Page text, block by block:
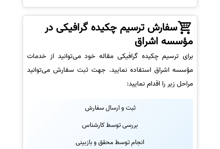
سفارش ترسیم چکیده گرافیکی در
مؤسسه اشراق
برای ترسیم چکیده گرافیکی مقاله خود می‌توانید از خدمات
مؤسسه اشراق استفاده نمایید. جهت ثبت سفارش می‌توانید
مراحل زیر را اقدام نمایید:
ثبت و ارسال سفارش
بررسی توسط کارشناس
انجام توسط محقق و بازبینی